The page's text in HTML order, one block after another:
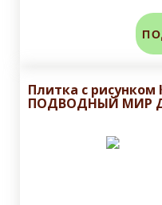
Плитка с
ПОДВОДНЫЙ МИР